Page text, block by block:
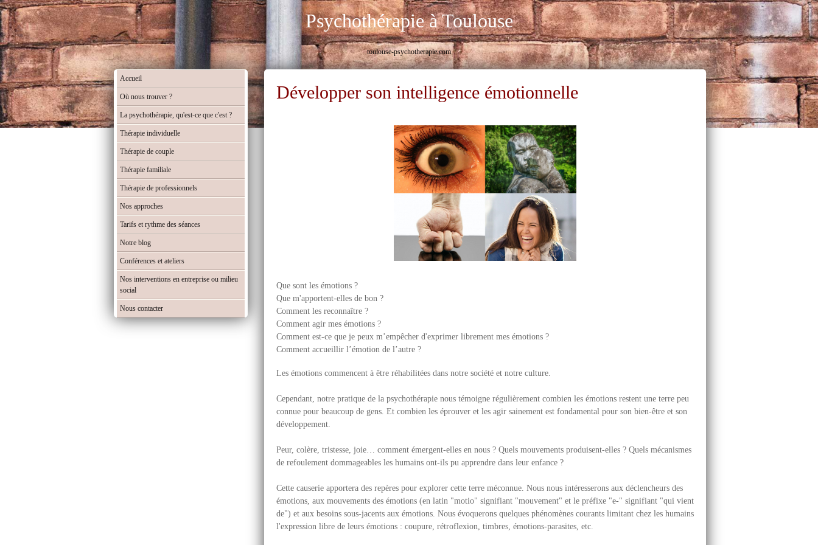
Psychothérapie à Toulouse
toulouse-psychotherapie.com
Accueil
Où nous trouver ?
La psychothérapie, qu'est-ce que c'est ?
Thérapie individuelle
Thérapie de couple
Thérapie familiale
Thérapie de professionnels
Nos approches
Tarifs et rythme des séances
Notre blog
Conférences et ateliers
Nos interventions en entreprise ou milieu
social
Nous contacter
Développer son intelligence émotionnelle
Que sont les émotions ?
Que m'apportent-elles de bon ?
Comment les reconnaître ?
Comment agir mes émotions ?
Comment est-ce que je peux m’empêcher d'exprimer librement mes émotions ?
Comment accueillir l’émotion de l’autre ?
Les émotions commencent à être réhabilitées dans notre société et notre culture.
Cependant, notre pratique de la psychothérapie nous témoigne régulièrement combien les émotions restent une terre peu
connue pour beaucoup de gens. Et combien les éprouver et les agir sainement est fondamental pour son bien-être et son
développement.
Peur, colère, tristesse, joie… comment émergent-elles en nous ? Quels mouvements produisent-elles ? Quels mécanismes
de refoulement dommageables les humains ont-ils pu apprendre dans leur enfance ?
Cette causerie apportera des repères pour explorer cette terre méconnue. Nous nous intéresserons aux déclencheurs des
émotions, aux mouvements des émotions (en latin "motio" signifiant "mouvement" et le préfixe "e-" signifiant "qui vient
de") et aux besoins sous-jacents aux émotions. Nous évoquerons quelques phénomènes courants limitant chez les humains
l'expression libre de leurs émotions : coupure, rétroflexion, timbres, émotions-parasites, etc.